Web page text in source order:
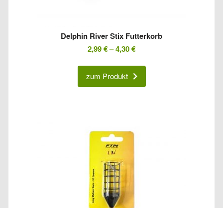
Delphin River Stix Futterkorb
2,99€–4,30€
zum Produkt